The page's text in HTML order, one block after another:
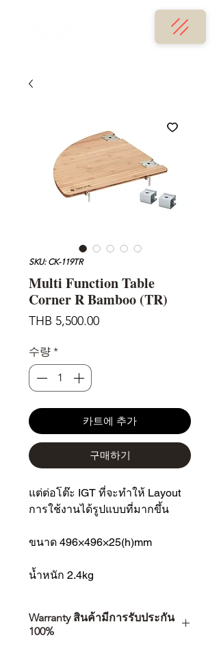
SKU: CK-119TR
Multi Function Table
Corner R Bamboo (TR)
THB 5,500.00가
수량 *
카트에 추가
구매하기
แต่ต่อโต๊ะ IGT ที่จะทำให้ Layout
การใช้งานได้รูปแบบที่มากขึ้น
ขนาด 496×496×25(h)mm
น้ำหนัก 2.4kg
Warranty สินค้ามีการรับประกัน
100%